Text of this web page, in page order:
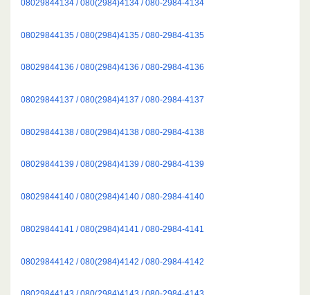
08029844134 / 080(2984)4134 / 080-2984-4134
08029844135 / 080(2984)4135 / 080-2984-4135
08029844136 / 080(2984)4136 / 080-2984-4136
08029844137 / 080(2984)4137 / 080-2984-4137
08029844138 / 080(2984)4138 / 080-2984-4138
08029844139 / 080(2984)4139 / 080-2984-4139
08029844140 / 080(2984)4140 / 080-2984-4140
08029844141 / 080(2984)4141 / 080-2984-4141
08029844142 / 080(2984)4142 / 080-2984-4142